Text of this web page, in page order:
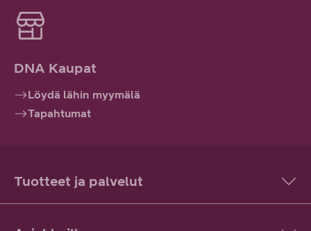
DNA Kaupat
Löydä lähin myymälä
Tapahtumat
Tuotteet ja palvelut